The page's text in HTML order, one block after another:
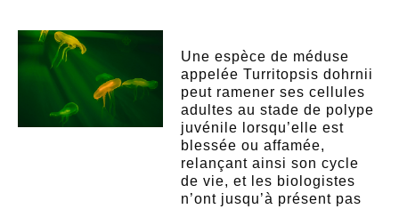
Une espèce de méduse
appelée Turritopsis dohrnii
peut ramener ses cellules
adultes au stade de polype
juvénile lorsqu’elle est
blessée ou affamée,
relançant ainsi son cycle
de vie, et les biologistes
n’ont jusqu’à présent pas